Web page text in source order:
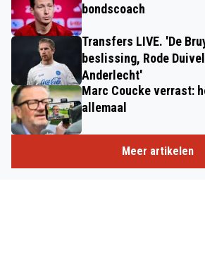
bondscoach
Transfers LIVE. 'De
beslissing, Rode
Anderlecht'
Marc Coucke verrast:
allemaal
Meer artikelen